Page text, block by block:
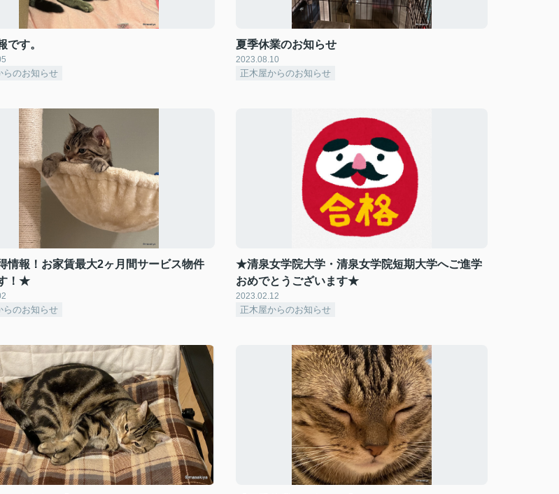
です。
らのお知らせ
夏季休業のお知らせ
2023.08.10
正木屋からのお知らせ
情報！お家賃最大2ヶ月間サービス物件
！★
らのお知らせ
★清泉女学院大学・清泉女学院短期大学へご進学
おめでとうございます★
2023.02.12
正木屋からのお知らせ